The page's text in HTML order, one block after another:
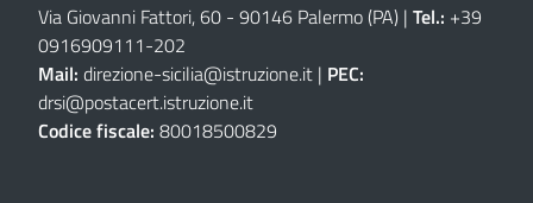
Via Giovanni Fattori, 60 - 90146 Palermo (PA) | Tel.: +39
0916909111-202
Mail: direzione-sicilia@istruzione.it | PEC:
drsi@postacert.istruzione.it
Codice fiscale: 80018500829